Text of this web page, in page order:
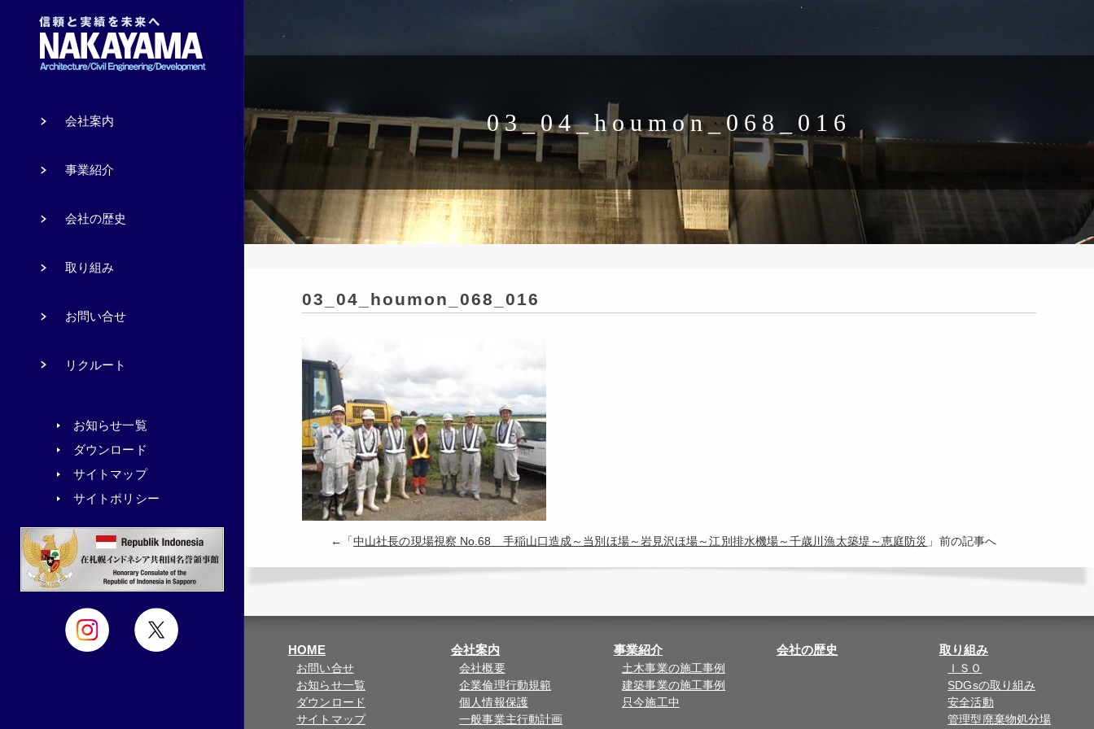
03_04_houmon_068_016
03_04_houmon_068_016
←「中山社長の現場視察 No.68 手稲山口造成～当別ほ場～岩見沢ほ場～江別排水機場～千歳川漁太築堤～恵庭防災 」前の記事へ
HOME
お問い合せ
お知らせ一覧
ダウンロード
サイトマップ
会社案内
会社概要
企業倫理行動規範
個人情報保護
一般事業主行動計画
事業紹介
土木事業の施工事例
建築事業の施工事例
只今施工中
会社の歴史 取り組み
ＩＳＯ
SDGsの取り組み
安全活動
管理型廃棄物処分場
会社案内
事業紹介
会社の歴史
取り組み
お問い合せ
リクルート
お知らせ一覧
ダウンロード
サイトマップ
サイトポリシー